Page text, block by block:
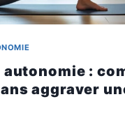
:
aggraver